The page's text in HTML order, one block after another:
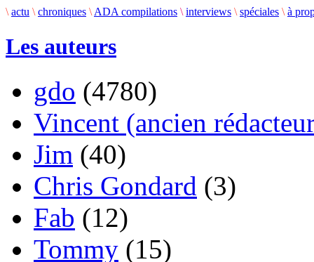
\ actu \ chroniques \ ADA compilations \ interviews \ spéciales \ à
Les auteurs
gdo (4780)
Vincent (ancien
Jim (40)
Chris Gondard (3)
Fab (12)
Tommy (15)